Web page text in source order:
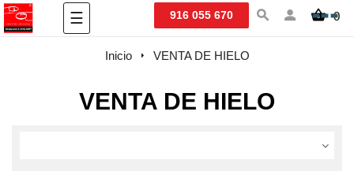
Navegación
de
palanca
☰ 916 055 670 0
Inicio VENTA DE HIELO
VENTA DE HIELO